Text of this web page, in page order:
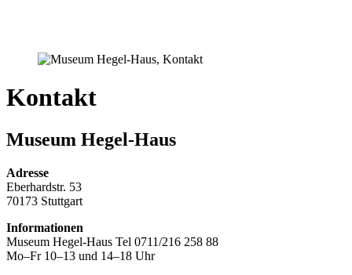
Kontakt
Museum Hegel-Haus
Adresse
Eberhardstr. 53
70173 Stuttgart
Informationen
Museum Hegel-Haus Tel 0711/216 258 88
Mo–Fr 10–13 und 14–18 Uhr